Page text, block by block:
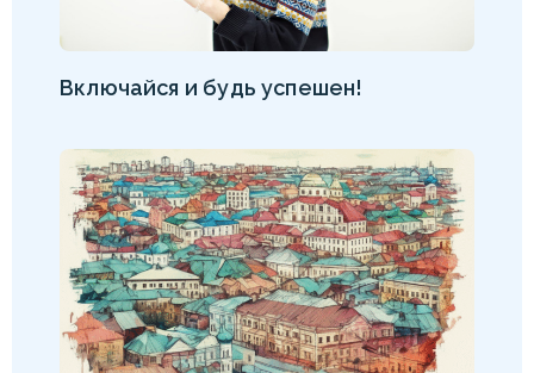
Включайся и будь успешен!